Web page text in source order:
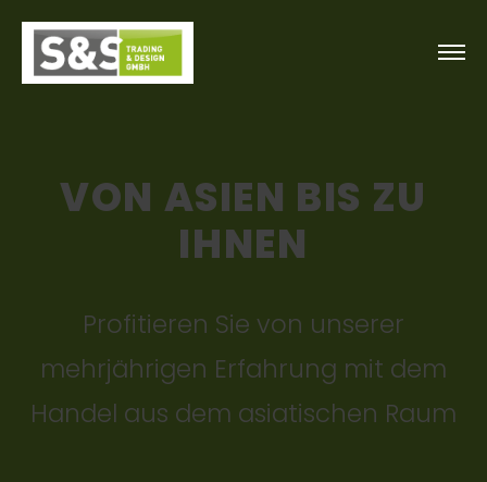
VON ASIEN BIS ZU
IHNEN
Profitieren Sie von unserer
mehrjährigen Erfahrung mit dem
Handel aus dem asiatischen Raum